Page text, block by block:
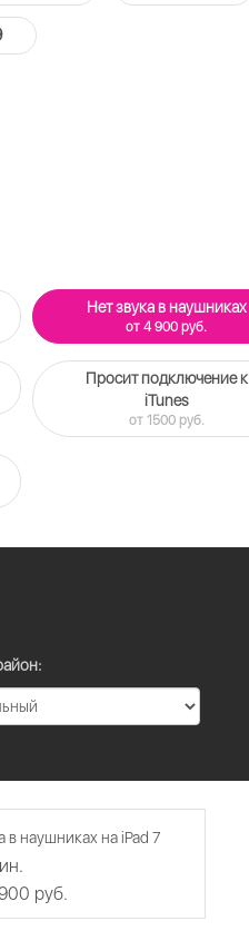
Нет звука в наушниках
от 4 900 руб.
Просит подключение к
iTunes
от 1500 руб.
в наушниках на iPad 7
руб.